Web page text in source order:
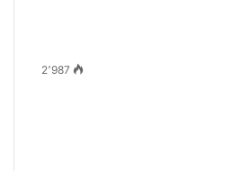
2٬987